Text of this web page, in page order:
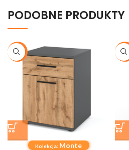
PODOBNE PRODUKTY
-20%
Kolekcja: Monte
-20%